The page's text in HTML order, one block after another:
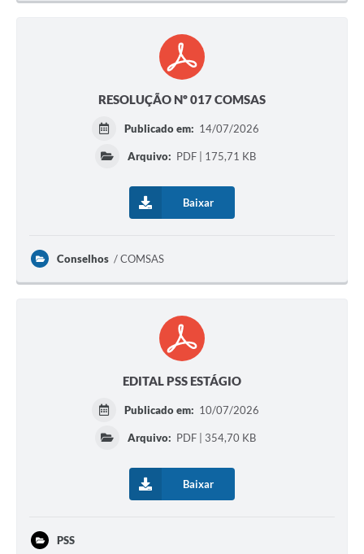
RESOLUÇÃO Nº 017 COMSAS
Publicado em: 14/07/2026
Arquivo: PDF | 175,71 KB
Baixar
Conselhos COMSAS
EDITAL PSS ESTÁGIO
Publicado em: 10/07/2026
Arquivo: PDF | 354,70 KB
Baixar
PSS